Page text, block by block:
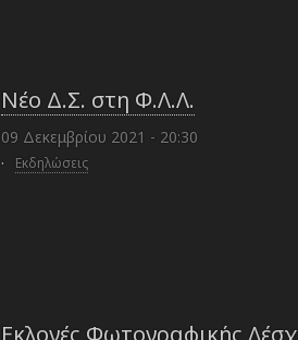
Νέο Δ.Σ. στη Φ.Λ.Λ.
09 Δεκεμβρίου 2021 - 20:30
· Εκδηλώσεις
Εκλογές Φωτογραφικής